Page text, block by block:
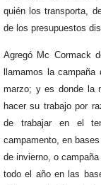
quién los transporta,
de los presupuestos
Agregó Mc Cormack
llamamos la
marzo; y es donde la
hacer su trabajo por
de trabajar en el
campamento, en
de invierno, o
todo el año en las